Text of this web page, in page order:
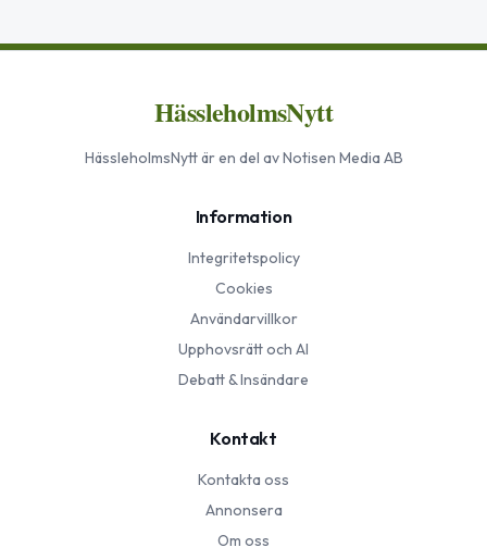
HässleholmsNytt
HässleholmsNyttär en del av Notisen Media AB
Information
Integritetspolicy
Cookies
Användarvillkor
Upphovsrätt och AI
Debatt & Insändare
Kontakt
Kontakta oss
Annonsera
Om oss